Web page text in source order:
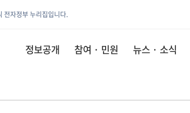
전자정부 누리집입니다.
정보공개 참여 · 민원 뉴스 · 소식